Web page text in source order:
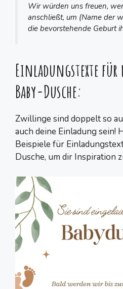
Wir würden uns freuen,
anschließt, um (Name der
die bevorstehende Geburt
Einladungstexte
Baby-Dusche:
Zwillinge sind doppelt so
auch deine Einladung sein!
Beispiele für
Dusche, um dir Inspiration